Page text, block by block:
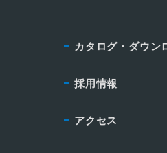
カタログ・ダウン
採用情報
アクセス